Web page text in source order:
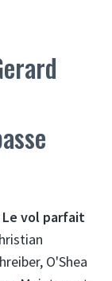
Le vol parfait
O'Shea